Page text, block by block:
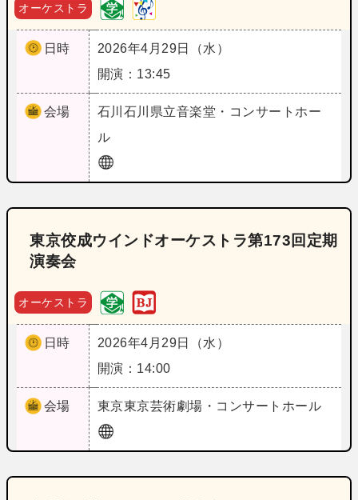
オーケストラ
日時
2026年4月29日（水）
開演：13:45
会場 石川 石川県立音楽堂・コンサートホー
ル
東京佼成ウインドオーケストラ第173回定期
演奏会
オーケストラ
日時
2026年4月29日（水）
開演：14:00
会場 東京東京芸術劇場・コンサートホール